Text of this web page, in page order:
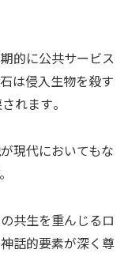
的に公共サービス
は侵入生物を殺す
れます​。
現代においてもな
共生を重んじるロ
話的要素が深く尊